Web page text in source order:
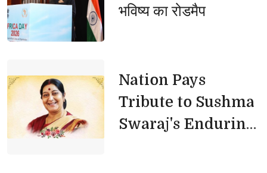
तटबंधों की सुरक्षा बढ़ाएं, कटान
भविष्य का रोडमैप
Nation Pays
Tribute to Sushma
Swaraj's Enduring